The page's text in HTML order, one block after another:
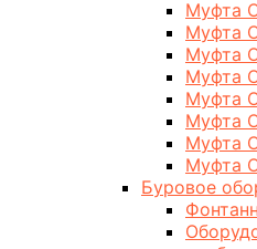
Муфта
Муфта
Муфта
Муфта
Муфта
Муфта
Муфта
Муфта
Буровое